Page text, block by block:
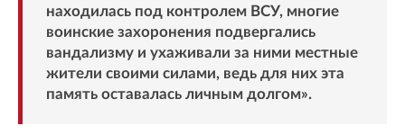
находилась под контролем ВСУ, многие
воинские захоронения подвергались
вандализму и ухаживали за ними местные
жители своими силами, ведь для них эта
память оставалась личным долгом».